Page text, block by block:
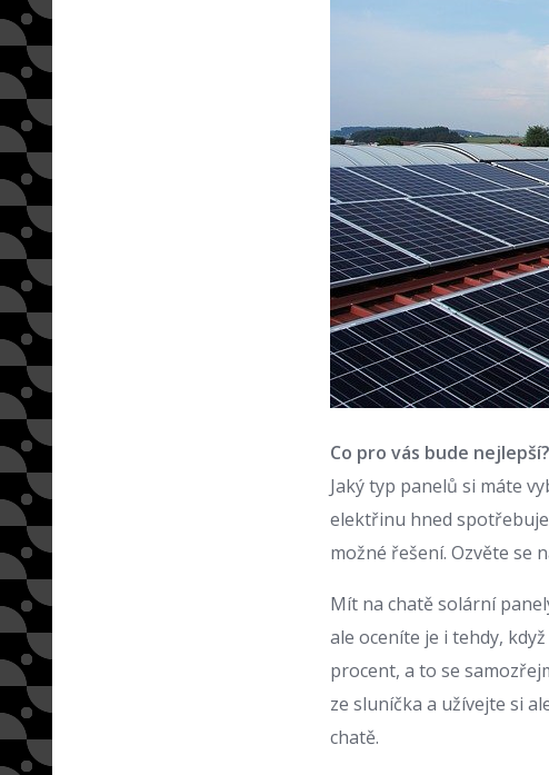
Co pro vás bude nejlepší?
Jaký typ panelů si máte
elektřinu hned
možné řešení. Ozvěte se
Mít na chatě solární
ale oceníte je i tehdy,
procent, a to se
ze sluníčka a užívejte si
chatě.